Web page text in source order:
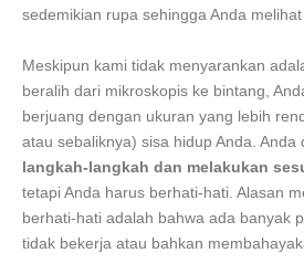
sedemikian rupa sehingga Anda
Meskipun kami tidak menyarankan
beralih dari mikroskopis ke bintang,
berjuang dengan ukuran yang lebih
atau sebaliknya) sisa hidup Anda. Anda
langkah-langkah dan melakukan
tetapi Anda harus berhati-hati. Alasan
berhati-hati adalah bahwa ada banyak
tidak bekerja atau bahkan